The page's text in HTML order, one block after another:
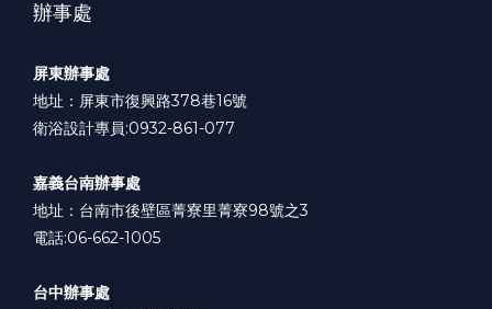
辦事處
屏東辦事處
地址：屏東市復興路378巷16號
衛浴設計專員:0932-861-077
嘉義台南辦事處
地址：台南市後壁區菁寮里菁寮98號之3
電話:06-662-1005
台中辦事處